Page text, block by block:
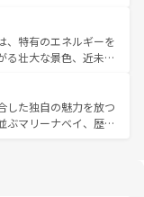
コーヒーなどは、ぜ
れてもあたたかい人々
と忘れられない旅にな
ンマイなどの山岳地
ケットやクラビの美し
とができる。タイ料理
節にも異なる楽しみ
人々、仏教を中心とし
訪れる旅人を魅了し続
、特有のエネルギーを
る壮大な景色、近未来
光スポットが密集し
のも魅力。息をのむよ
港を存分に楽しみ尽く
した独自の魅力を放つ
ぶマリーナベイ、歴史